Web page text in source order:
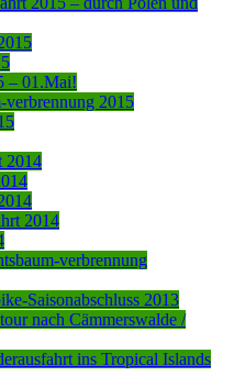
– 01.Mai!
verbrennung 2015
2014
2014
verbrennung
Saisonabschluss 2013
nach Cämmerswalde /
ins Tropical Islands